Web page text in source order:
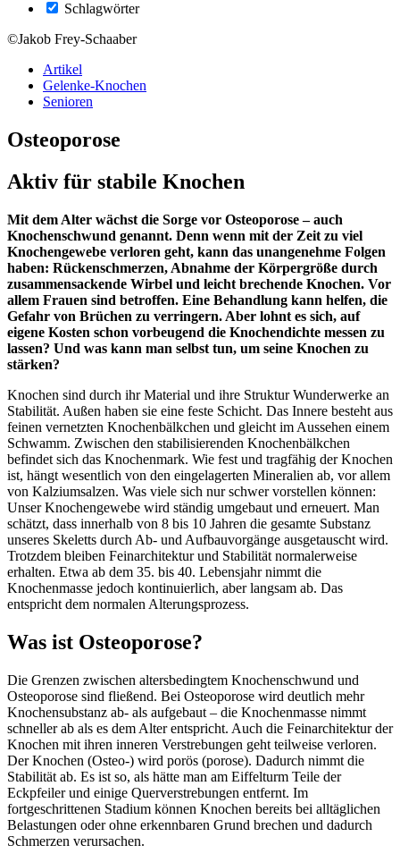
Schlagwörter
©Jakob Frey-Schaaber
Artikel
Gelenke-Knochen
Senioren
Osteoporose
Aktiv für stabile Knochen
Mit dem Alter wächst die Sorge vor Osteoporose – auch
Knochenschwund genannt. Denn wenn mit der Zeit zu viel
Knochengewebe verloren geht, kann das unangenehme Folgen
haben: Rückenschmerzen, Abnahme der Körpergröße durch
zusammensackende Wirbel und leicht brechende Knochen. Vor
allem Frauen sind betroffen. Eine Behandlung kann helfen, die
Gefahr von Brüchen zu verringern. Aber lohnt es sich, auf
eigene Kosten schon vorbeugend die Knochendichte messen zu
lassen? Und was kann man selbst tun, um seine Knochen zu
stärken?
Knochen sind durch ihr Material und ihre Struktur Wunderwerke an
Stabilität. Außen haben sie eine feste Schicht. Das Innere besteht aus
feinen vernetzten Knochenbälkchen und gleicht im Aussehen einem
Schwamm. Zwischen den stabilisierenden Knochenbälkchen
befindet sich das Knochenmark. Wie fest und tragfähig der Knochen
ist, hängt wesentlich von den eingelagerten Mineralien ab, vor allem
von Kalziumsalzen. Was viele sich nur schwer vorstellen können:
Unser Knochengewebe wird ständig umgebaut und erneuert. Man
schätzt, dass innerhalb von 8 bis 10 Jahren die gesamte Substanz
unseres Skeletts durch Ab- und Aufbauvorgänge ausgetauscht wird.
Trotzdem bleiben Feinarchitektur und Stabilität normalerweise
erhalten. Etwa ab dem 35. bis 40. Lebensjahr nimmt die
Knochenmasse jedoch kontinuierlich, aber langsam ab. Das
entspricht dem normalen Alterungsprozess.
Was ist Osteoporose?
Die Grenzen zwischen altersbedingtem Knochenschwund und
Osteoporose sind fließend. Bei Osteoporose wird deutlich mehr
Knochensubstanz ab- als aufgebaut – die Knochenmasse nimmt
schneller ab als es dem Alter entspricht. Auch die Feinarchitektur der
Knochen mit ihren inneren Verstrebungen geht teilweise verloren.
Der Knochen (Osteo-) wird porös (porose). Dadurch nimmt die
Stabilität ab. Es ist so, als hätte man am Eiffelturm Teile der
Eckpfeiler und einige Querverstrebungen entfernt. Im
fortgeschrittenen Stadium können Knochen bereits bei alltäglichen
Belastungen oder ohne erkennbaren Grund brechen und dadurch
Schmerzen verursachen.